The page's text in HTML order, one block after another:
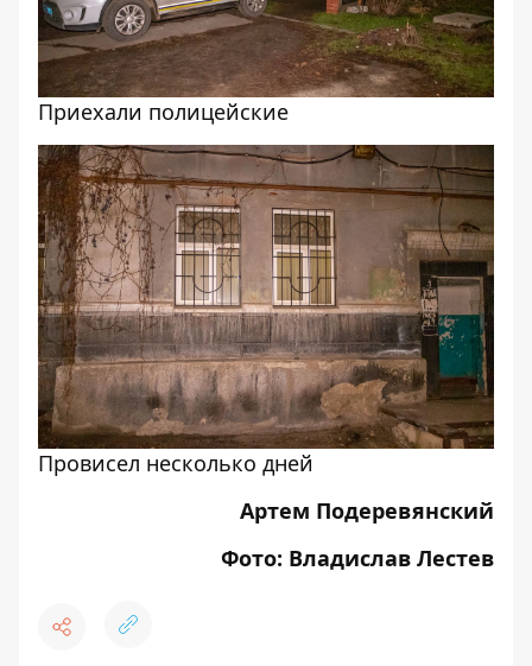
Приехали полицейские
Провисел несколько дней
Артем Подеревянский
Фото: Владислав Лестев